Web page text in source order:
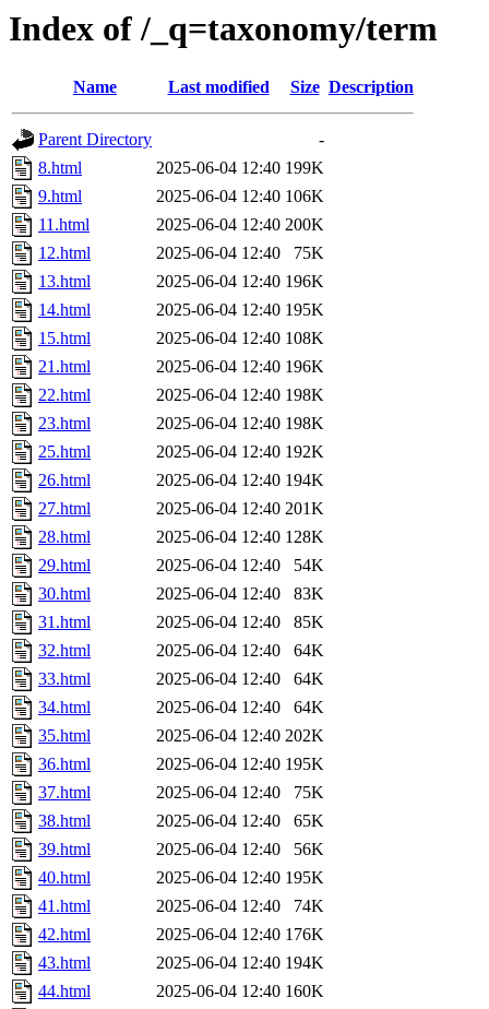
Index of /_q=taxonomy/term
Name Last modified Size Description
Parent Directory
-
8.html
2025-06-04 12:40 199K
9.html
2025-06-04 12:40 106K
11.html
2025-06-04 12:40 200K
12.html
2025-06-04 12:40
75K
13.html
2025-06-04 12:40 196K
14.html
2025-06-04 12:40 195K
15.html
2025-06-04 12:40 108K
21.html
2025-06-04 12:40 196K
22.html
2025-06-04 12:40 198K
23.html
2025-06-04 12:40 198K
25.html
2025-06-04 12:40 192K
26.html
2025-06-04 12:40 194K
27.html
2025-06-04 12:40 201K
28.html
2025-06-04 12:40 128K
29.html
2025-06-04 12:40
54K
30.html
2025-06-04 12:40
83K
31.html
2025-06-04 12:40
85K
32.html
2025-06-04 12:40
64K
33.html
2025-06-04 12:40
64K
34.html
2025-06-04 12:40
64K
35.html
2025-06-04 12:40 202K
36.html
2025-06-04 12:40 195K
37.html
2025-06-04 12:40
75K
38.html
2025-06-04 12:40
65K
39.html
2025-06-04 12:40
56K
40.html
2025-06-04 12:40 195K
41.html
2025-06-04 12:40
74K
42.html
2025-06-04 12:40 176K
43.html
2025-06-04 12:40 194K
44.html
2025-06-04 12:40 160K